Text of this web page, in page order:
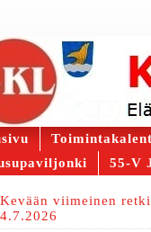
55-V
Kevään viimeinen retki
4.7.2026